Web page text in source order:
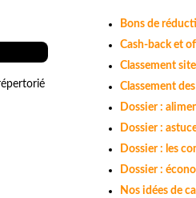
Bons de
Cash-back et
Classement
Classement
Dossier :
Dossier :
Dossier : les
Dossier :
Nos idées de